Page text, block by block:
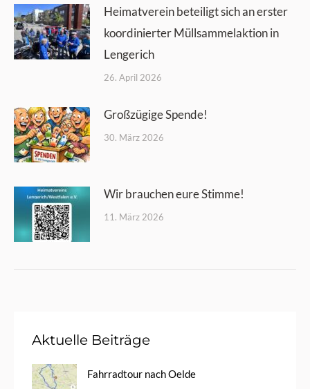
Heimatverein beteiligt sich an erster
koordinierter Müllsammelaktion in
Lengerich
26. April 2026
Großzügige Spende!
30. März 2026
Wir brauchen eure Stimme!
11. März 2026
Aktuelle Beiträge
Fahrradtour nach Oelde